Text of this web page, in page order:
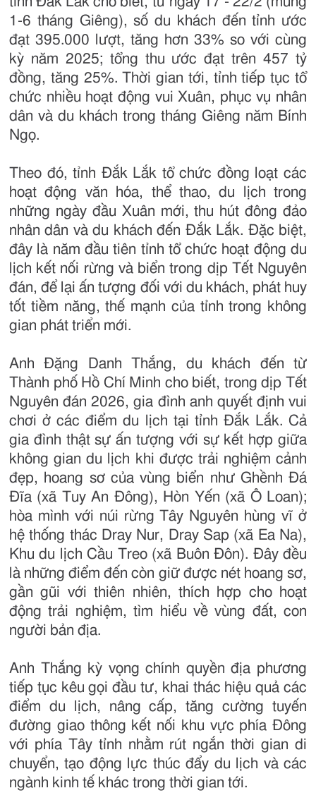
1-6 tháng Giêng), số du khách đến tỉnh ước
đạt 395.000 lượt, tăng hơn 33% so với cùng
kỳ năm 2025; tổng thu ước đạt trên 457 tỷ
đồng, tăng 25%. Thời gian tới, tỉnh tiếp tục tổ
chức nhiều hoạt động vui Xuân, phục vụ nhân
dân và du khách trong tháng Giêng năm Bính
Ngọ.
Theo đó, tỉnh Đắk Lắk tổ chức đồng loạt các
hoạt động văn hóa, thể thao, du lịch trong
những ngày đầu Xuân mới, thu hút đông đảo
nhân dân và du khách đến Đắk Lắk. Đặc biệt,
đây là năm đầu tiên tỉnh tổ chức hoạt động du
lịch kết nối rừng và biển trong dịp Tết Nguyên
đán, để lại ấn tượng đối với du khách, phát huy
tốt tiềm năng, thế mạnh của tỉnh trong không
gian phát triển mới.
Anh Đặng Danh Thắng, du khách đến từ
Thành phố Hồ Chí Minh cho biết, trong dịp Tết
Nguyên đán 2026, gia đình anh quyết định vui
chơi ở các điểm du lịch tại tỉnh Đắk Lắk. Cả
gia đình thật sự ấn tượng với sự kết hợp giữa
không gian du lịch khi được trải nghiệm cảnh
đẹp, hoang sơ của vùng biển như Ghềnh Đá
Đĩa (xã Tuy An Đông), Hòn Yến (xã Ô Loan);
hòa mình với núi rừng Tây Nguyên hùng vĩ ở
hệ thống thác Dray Nur, Dray Sap (xã Ea Na),
Khu du lịch Cầu Treo (xã Buôn Đôn). Đây đều
là những điểm đến còn giữ được nét hoang sơ,
gần gũi với thiên nhiên, thích hợp cho hoạt
động trải nghiệm, tìm hiểu về vùng đất, con
người bản địa.
Anh Thắng kỳ vọng chính quyền địa phương
tiếp tục kêu gọi đầu tư, khai thác hiệu quả các
điểm du lịch, nâng cấp, tăng cường tuyến
đường giao thông kết nối khu vực phía Đông
với phía Tây tỉnh nhằm rút ngắn thời gian di
chuyển, tạo động lực thúc đẩy du lịch và các
ngành kinh tế khác trong thời gian tới.